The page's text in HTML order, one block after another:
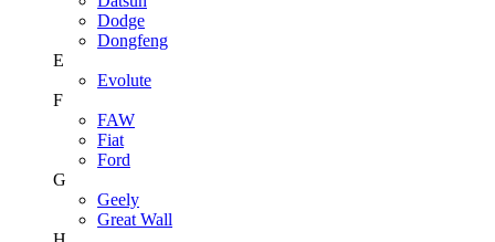
Dodge
Dongfeng
E
Evolute
F
FAW
Fiat
Ford
G
Geely
Great Wall